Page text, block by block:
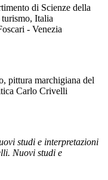
di Scienze della
Italia
- Venezia
pittura marchigiana del
Carlo Crivelli
studi e interpretazioni
Nuovi studi e